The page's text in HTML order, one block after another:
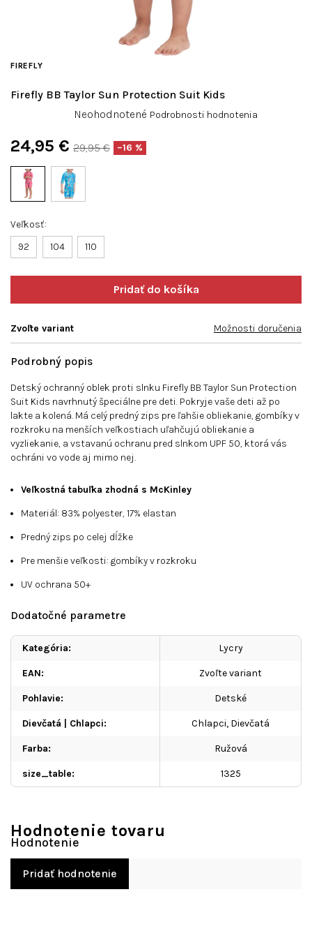
Veľkosť
92
104 110
29,95 € –16 %
24,95 €
cena:
Zvoľte variant Možnosti doručenia
Firefly BB Taylor Sun Protection Suit Kids
FIREFLY
Priemerné
je
0,0
z
5
Neohodnotené Podrobnosti hodnotenia
Podrobný popis
Detský ochranný oblek proti slnku Firefly BB Taylor Sun Protection
Suit Kids navrhnutý špeciálne pre deti. Pokryje vaše deti až po
lakte a kolená. Má celý predný zips pre ľahšie obliekanie, gombíky v
rozkroku na menších veľkostiach uľahčujú obliekanie a
vyzliekanie, a vstavanú ochranu pred slnkom UPF 50, ktorá vás
ochráni vo vode aj mimo nej.
Veľkostná tabuľka zhodná s McKinley
Materiál: 83% polyester, 17% elastan
Predný zips po celej dĺžke
Pre menšie veľkosti: gombíky v rozkroku
UV ochrana 50+
Dodatočné parametre
Kategória: Lycry
EAN: Zvoľte variant
Pohlavie: Detské
Dievčatá | Chlapci: Chlapci, Dievčatá
Farba: Ružová
size_table: 1325
Hodnotenie tovaru
Pridať hodnotenie